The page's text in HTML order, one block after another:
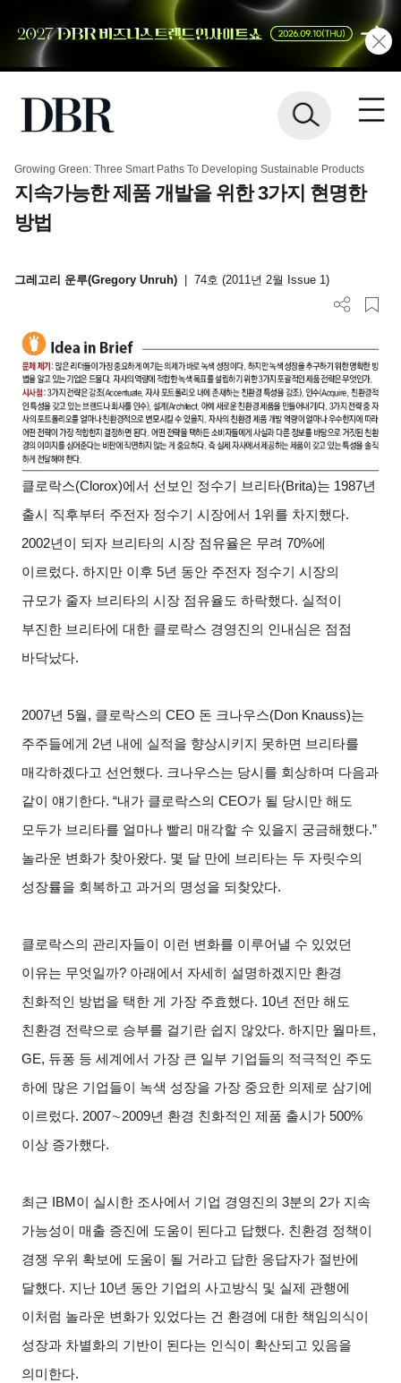
Growing Green: Three Smart Paths To Developing Sustainable Products
지속가능한 제품 개발을 위한 3가지 현명한
방법
그레고리 운루(Gregory Unruh) 74호 (2011년 2월 Issue 1)
클로락스(Clorox)에서 선보인 정수기 브리타(Brita)는 1987년
출시 직후부터 주전자 정수기 시장에서 1위를 차지했다.
2002년이 되자 브리타의 시장 점유율은 무려 70%에
이르렀다. 하지만 이후 5년 동안 주전자 정수기 시장의
규모가 줄자 브리타의 시장 점유율도 하락했다. 실적이
부진한 브리타에 대한 클로락스 경영진의 인내심은 점점
바닥났다.
2007년 5월, 클로락스의 CEO 돈 크나우스(Don Knauss)는
주주들에게 2년 내에 실적을 향상시키지 못하면 브리타를
매각하겠다고 선언했다. 크나우스는 당시를 회상하며 다음과
같이 얘기한다. “내가 클로락스의 CEO가 될 당시만 해도
모두가 브리타를 얼마나 빨리 매각할 수 있을지 궁금해했다.”
놀라운 변화가 찾아왔다. 몇 달 만에 브리타는 두 자릿수의
성장률을 회복하고 과거의 명성을 되찾았다.
클로락스의 관리자들이 이런 변화를 이루어낼 수 있었던
이유는 무엇일까? 아래에서 자세히 설명하겠지만 환경
친화적인 방법을 택한 게 가장 주효했다. 10년 전만 해도
친환경 전략으로 승부를 걸기란 쉽지 않았다. 하지만 월마트,
GE, 듀퐁 등 세계에서 가장 큰 일부 기업들의 적극적인 주도
하에 많은 기업들이 녹색 성장을 가장 중요한 의제로 삼기에
이르렀다. 2007∼2009년 환경 친화적인 제품 출시가 500%
이상 증가했다.
최근 IBM이 실시한 조사에서 기업 경영진의 3분의 2가 지속
가능성이 매출 증진에 도움이 된다고 답했다. 친환경 정책이
경쟁 우위 확보에 도움이 될 거라고 답한 응답자가 절반에
달했다. 지난 10년 동안 기업의 사고방식 및 실제 관행에
이처럼 놀라운 변화가 있었다는 건 환경에 대한 책임의식이
성장과 차별화의 기반이 된다는 인식이 확산되고 있음을
의미한다.